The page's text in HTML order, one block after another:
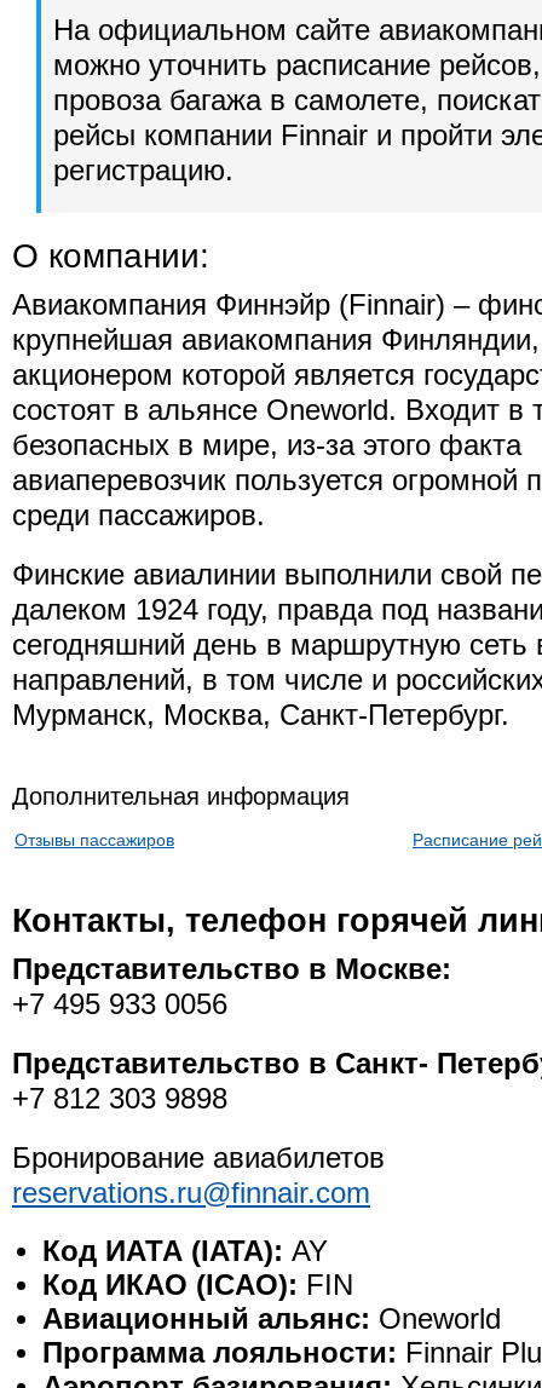
На официальном сайте
можно уточнить расписание
провоза багажа в самолете,
рейсы компании Finnair и пройти
регистрацию.
О компании:
Авиакомпания Финнэйр (Finnair) –
крупнейшая авиакомпания
акционером которой является
состоят в альянсе Oneworld. Входит в
безопасных в мире, из-за этого факта
авиаперевозчик пользуется огромной
среди пассажиров.
Финские авиалинии выполнили свой
далеком 1924 году, правда под
сегодняшний день в маршрутную сеть
направлений, в том числе и
Мурманск, Москва, Санкт-Петербург.
Дополнительная информация
Отзывы пассажиров Расписание
Контакты, телефон горячей
Представительство в Москве:
+7 495 933 0056
Представительство в Санкт-
+7 812 303 9898
Бронирование авиабилетов
reservations.ru@finnair.com
Код ИАТА (IATA): AY
Код ИКАО (ICAO): FIN
Авиационный альянс: Oneworld
Программа лояльности: Finnair